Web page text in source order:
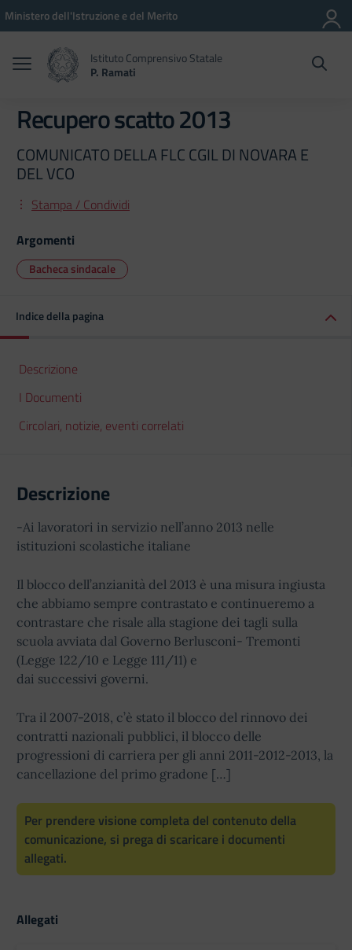
Vai ai contenuti
Vai al menu di navigazione
Vai al footer
Ministero dell'Istruzione e del Merito
Istituto Comprensivo Statale
P. Ramati
Recupero scatto 2013
COMUNICATO DELLA FLC CGIL DI NOVARA E
DEL VCO
Stampa / Condividi
Argomenti
Bacheca sindacale
Indice della pagina
Descrizione
I Documenti
Circolari, notizie, eventi correlati
Descrizione
-Ai lavoratori in servizio nell’anno 2013 nelle
istituzioni scolastiche italiane
Il blocco dell’anzianità del 2013 è una misura ingiusta
che abbiamo sempre contrastato e continueremo a
contrastare che risale alla stagione dei tagli sulla
scuola avviata dal Governo Berlusconi- Tremonti
(Legge 122/10 e Legge 111/11) e
dai successivi governi.
Tra il 2007-2018, c’è stato il blocco del rinnovo dei
contratti nazionali pubblici, il blocco delle
progressioni di carriera per gli anni 2011-2012-2013, la
cancellazione del primo gradone […]
Per prendere visione completa del contenuto della
comunicazione, si prega di scaricare i documenti
allegati.
Allegati